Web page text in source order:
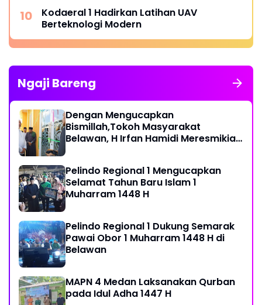
Kodaeral 1 Hadirkan Latihan UAV
Berteknologi Modern
Ngaji Bareng
Dengan Mengucapkan
Bismillah,Tokoh Masyarakat
Belawan, H Irfan Hamidi Meresmikian
Pelindo Regional 1 Mengucapkan
Selamat Tahun Baru Islam 1
Muharram 1448 H
Pelindo Regional 1 Dukung Semarak
Pawai Obor 1 Muharram 1448 H di
Belawan
MAPN 4 Medan Laksanakan Qurban
pada Idul Adha 1447 H